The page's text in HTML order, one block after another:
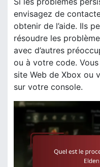
envisagez de
obtenir de l’aide. Ils
résoudre les
avec d’autres
ou à votre code.
site Web de Xbox ou
sur votre console.